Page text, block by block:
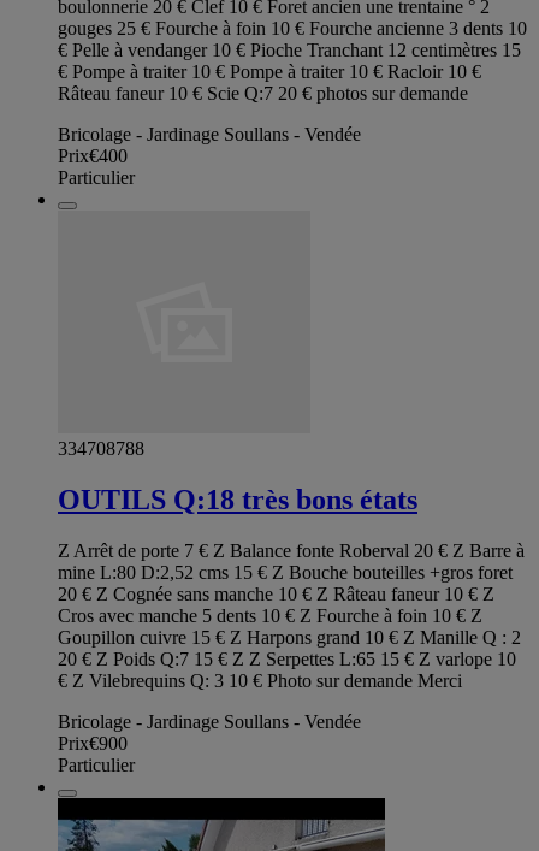
boulonnerie 20 € Clef 10 € Foret ancien une trentaine ° 2
gouges 25 € Fourche à foin 10 € Fourche ancienne 3 dents 10
€ Pelle à vendanger 10 € Pioche Tranchant 12 centimètres 15
€ Pompe à traiter 10 € Pompe à traiter 10 € Racloir 10 €
Râteau faneur 10 € Scie Q:7 20 € photos sur demande
Bricolage - Jardinage Soullans - Vendée
Prix€400
Particulier
334708788
OUTILS Q:18 très bons états
Z Arrêt de porte 7 € Z Balance fonte Roberval 20 € Z Barre à
mine L:80 D:2,52 cms 15 € Z Bouche bouteilles +gros foret
20 € Z Cognée sans manche 10 € Z Râteau faneur 10 € Z
Cros avec manche 5 dents 10 € Z Fourche à foin 10 € Z
Goupillon cuivre 15 € Z Harpons grand 10 € Z Manille Q : 2
20 € Z Poids Q:7 15 € Z Z Serpettes L:65 15 € Z varlope 10
€ Z Vilebrequins Q: 3 10 € Photo sur demande Merci
Bricolage - Jardinage Soullans - Vendée
Prix€900
Particulier